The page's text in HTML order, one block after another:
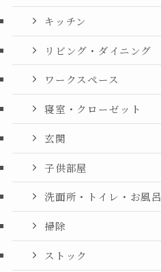
キッチン
リビング・ダイニング
ワークスペース
寝室・クローゼット
玄関
子供部屋
洗面所・トイレ・お風呂
掃除
ストック